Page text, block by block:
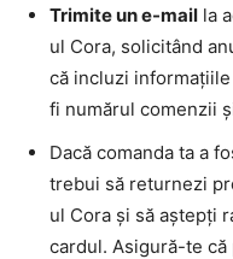
Trimite un e-mail la
ul Cora, solicitând
că incluzi
fi numărul comenzii
Dacă comanda ta a
trebui să returnezi
ul Cora și să aștepți
cardul. Asigură-te